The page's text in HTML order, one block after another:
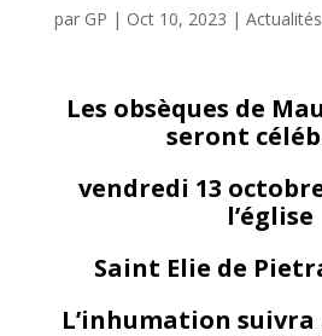
par GP | Oct 10, 2023 | Actualités
Les obsèques de
seront
vendredi 13
l’église
Saint Elie de
L’inhumation